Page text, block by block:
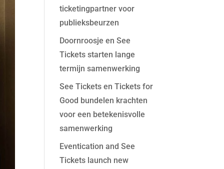
ticketingpartner voor
publieksbeurzen
Doornroosje en See
Tickets starten lange
termijn samenwerking
See Tickets en Tickets for
Good bundelen krachten
voor een betekenisvolle
samenwerking
Eventication and See
Tickets launch new